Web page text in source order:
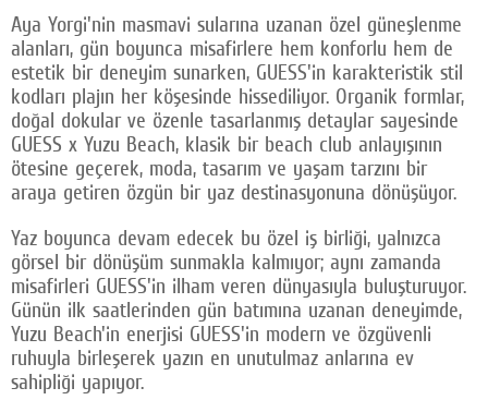
Aya Yorgi'nin masmavi sularına uzanan özel güneşlenme
alanları, gün boyunca misafirlere hem konforlu hem de
estetik bir deneyim sunarken, GUESS'in karakteristik stil
kodları plajın her köşesinde hissediliyor. Organik formlar,
doğal dokular ve özenle tasarlanmış detaylar sayesinde
GUESS x Yuzu Beach, klasik bir beach club anlayışının
ötesine geçerek, moda, tasarım ve yaşam tarzını bir
araya getiren özgün bir yaz destinasyonuna dönüşüyor.
Yaz boyunca devam edecek bu özel iş birliği, yalnızca
görsel bir dönüşüm sunmakla kalmıyor; aynı zamanda
misafirleri GUESS'in ilham veren dünyasıyla buluşturuyor.
Günün ilk saatlerinden gün batımına uzanan deneyimde,
Yuzu Beach'in enerjisi GUESS'in modern ve özgüvenli
ruhuyla birleşerek yazın en unutulmaz anlarına ev
sahipliği yapıyor.